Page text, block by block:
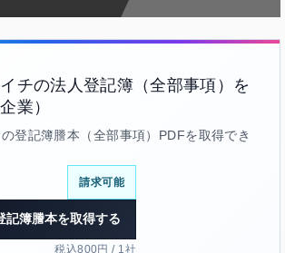
チの法人登記簿（全部事項）を
業）
登記簿謄本（全部事項）PDFを取得でき
請求可能
記簿謄本を取得する
税込800円 / 1社